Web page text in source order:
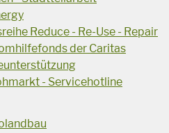
Reduce - Re-Use - Repair
der Caritas
- Servicehotline